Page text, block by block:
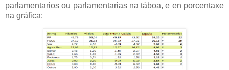
parlamentarios ou parlamentarias na táboa, e en porcentaxe
na gráfica: